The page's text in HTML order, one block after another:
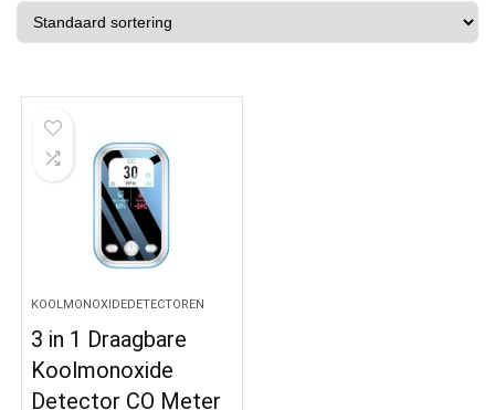
KOOLMONOXIDEDETECTOREN
3 in 1 Draagbare
Koolmonoxide
Detector CO Meter